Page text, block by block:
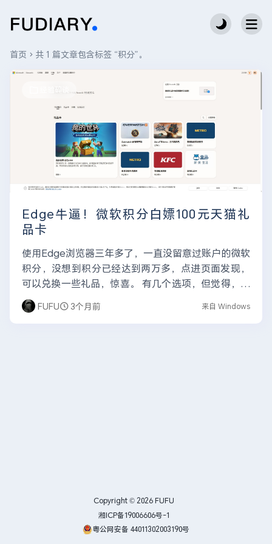
首页 共 1 篇文章包含标签 “积分”。
经验碎谈
Edge牛逼！微软积分白嫖100元天猫礼
品卡
使用Edge浏览器三年多了，一直没留意过账户的微软
积分，没想到积分已经达到两万多，点进页面发现，
可以兑换一些礼品，惊喜。 有几个选项，但觉得，天
猫礼品卡挺合适的，可以当钱用，嘿嘿。 兑换过程有
点反...
FUFU 3个月前 来自 Windows
Copyright © 2026 FUFU
湘ICP备19006606号-1
粤公网安备 44011302003190号